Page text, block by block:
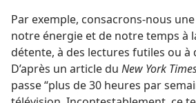
Par exemple, consacrons-​nous
notre énergie et de notre temps à
détente, à des lectures futiles ou à
D’après un article du New York
passe “plus de 30 heures par